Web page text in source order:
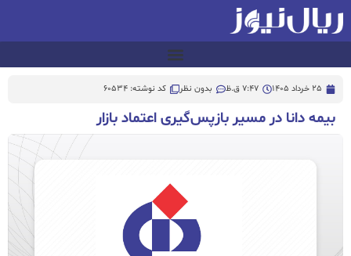
25 خرداد 1405 7:47 ق.ظ بدون نظر کد نوشته: 60534
بیمه دانا در مسیر بازپس‌گیری اعتماد بازار